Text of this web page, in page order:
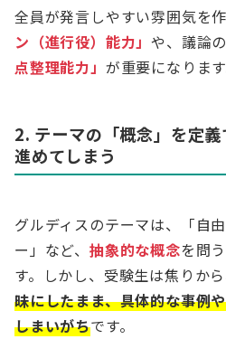
全員が発言しやすい雰囲気を
ン（進行役）能力」や、議論
点整理能力」 が重要になります
2. テーマの「概念」を定
進めてしまう
グルディスのテーマは、「自
ー」など、 抽象的な概念を問
す。しかし、受験生は焦りか
昧にしたまま、具体的な事例
しまいがちです。